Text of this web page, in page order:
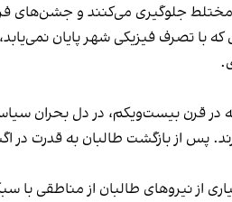
جلوگیری می‌کنند و جشن‌های
با تصرف فیزیکی شهر پایان
در قرن بیست‌ویکم، در دل بحران
از نیروهای طالبان از مناطقی با